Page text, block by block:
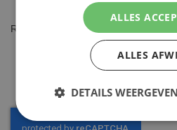
Review
ALLES
ALLES
DETAILS WEERGEVEN